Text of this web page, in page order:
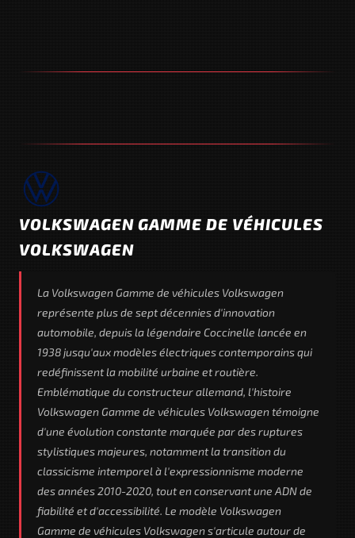
VOLKSWAGEN GAMME DE VÉHICULES
VOLKSWAGEN
La Volkswagen Gamme de véhicules Volkswagen
représente plus de sept décennies d'innovation
automobile, depuis la légendaire Coccinelle lancée en
1938 jusqu'aux modèles électriques contemporains qui
redéfinissent la mobilité urbaine et routière.
Emblématique du constructeur allemand, l'histoire
Volkswagen Gamme de véhicules Volkswagen témoigne
d'une évolution constante marquée par des ruptures
stylistiques majeures, notamment la transition du
classicisme intemporel à l'expressionnisme moderne
des années 2010-2020, tout en conservant une ADN de
fiabilité et d'accessibilité. Le modèle Volkswagen
Gamme de véhicules Volkswagen s'articule autour de